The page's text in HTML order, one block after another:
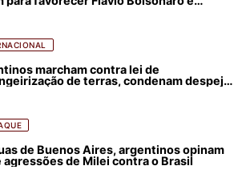
marcham contra lei de
de terras, condenam despejos
de Buenos Aires, argentinos opinam
agressões de Milei contra o Brasil